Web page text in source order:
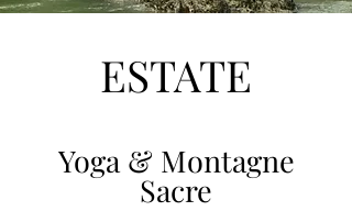
ESTATE
Yoga & Montagne
Sacre